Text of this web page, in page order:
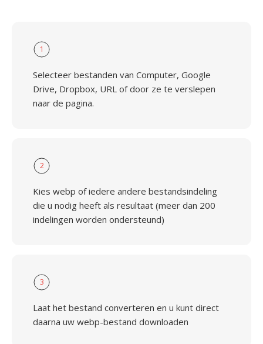
1
Selecteer bestanden van Computer, Google
Drive, Dropbox, URL of door ze te verslepen
naar de pagina.
2
Kies webp of iedere andere bestandsindeling
die u nodig heeft als resultaat (meer dan 200
indelingen worden ondersteund)
3
Laat het bestand converteren en u kunt direct
daarna uw webp-bestand downloaden